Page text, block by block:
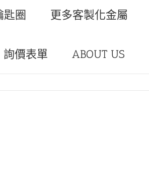
匙圈 更多客製化金屬
詢價表單 ABOUT US